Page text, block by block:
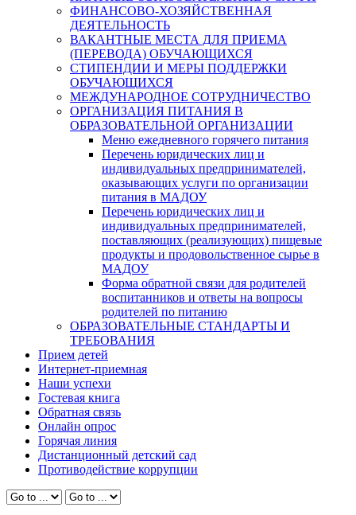
ФИНАНСОВО-ХОЗЯЙСТВЕННАЯ
ДЕЯТЕЛЬНОСТЬ
ВАКАНТНЫЕ МЕСТА ДЛЯ ПРИЕМА
(ПЕРЕВОДА) ОБУЧАЮЩИХСЯ
СТИПЕНДИИ И МЕРЫ ПОДДЕРЖКИ
ОБУЧАЮЩИХСЯ
МЕЖДУНАРОДНОЕ СОТРУДНИЧЕСТВО
ОРГАНИЗАЦИЯ ПИТАНИЯ В
ОБРАЗОВАТЕЛЬНОЙ ОРГАНИЗАЦИИ
Меню ежедневного горячего питания
Перечень юридических лиц и
индивидуальных предпринимателей,
оказывающих услуги по организации
питания в МАДОУ
Перечень юридических лиц и
индивидуальных предпринимателей,
поставляющих (реализующих) пищевые
продукты и продовольственное сырье в
МАДОУ
Форма обратной связи для родителей
воспитанников и ответы на вопросы
родителей по питанию
ОБРАЗОВАТЕЛЬНЫЕ СТАНДАРТЫ И
ТРЕБОВАНИЯ
Прием детей
Интернет-приемная
Наши успехи
Гостевая книга
Обратная связь
Онлайн опрос
Горячая линия
Дистанционный детский сад
Противодействие коррупции